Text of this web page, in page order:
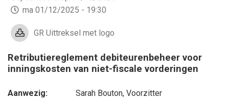
ma 01/12/2025 - 19:30
GR Uittreksel met logo
Retributiereglement debiteurenbeheer voor
inningskosten van niet-fiscale vorderingen
Aanwezig: Sarah Bouton, Voorzitter